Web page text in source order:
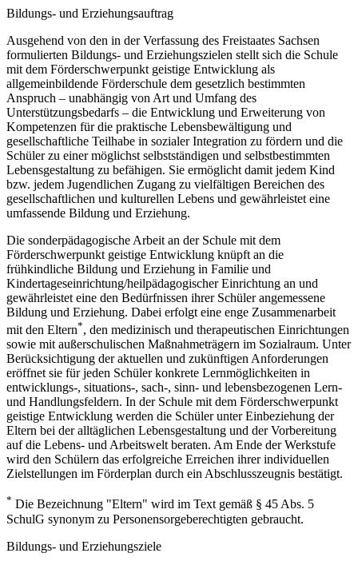
Bildungs- und Erziehungsauftrag
Ausgehend von den in der Verfassung des Freistaates Sachsen
formulierten Bildungs- und Erziehungszielen stellt sich die Schule
mit dem Förderschwerpunkt geistige Entwicklung als
allgemeinbildende Förderschule dem gesetzlich bestimmten
Anspruch – unabhängig von Art und Umfang des
Unterstützungsbedarfs – die Entwicklung und Erweiterung von
Kompetenzen für die praktische Lebensbewältigung und
gesellschaftliche Teilhabe in sozialer Integration zu fördern und die
Schüler zu einer möglichst selbstständigen und selbstbestimmten
Lebensgestaltung zu befähigen. Sie ermöglicht damit jedem Kind
bzw. jedem Jugendlichen Zugang zu vielfältigen Bereichen des
gesellschaftlichen und kulturellen Lebens und gewährleistet eine
umfassende Bildung und Erziehung.
Die sonderpädagogische Arbeit an der Schule mit dem
Förderschwerpunkt geistige Entwicklung knüpft an die
frühkindliche Bildung und Erziehung in Familie und
Kindertageseinrichtung/heilpädagogischer Einrichtung an und
gewährleistet eine den Bedürfnissen ihrer Schüler angemessene
Bildung und Erziehung. Dabei erfolgt eine enge Zusammenarbeit
mit den Eltern*, den medizinisch und therapeutischen Einrichtungen
sowie mit außerschulischen Maßnahmeträgern im Sozialraum. Unter
Berücksichtigung der aktuellen und zukünftigen Anforderungen
eröffnet sie für jeden Schüler konkrete Lernmöglichkeiten in
entwicklungs-, situations-, sach-, sinn- und lebensbezogenen Lern-
und Handlungsfeldern. In der Schule mit dem Förderschwerpunkt
geistige Entwicklung werden die Schüler unter Einbeziehung der
Eltern bei der alltäglichen Lebensgestaltung und der Vorbereitung
auf die Lebens- und Arbeitswelt beraten. Am Ende der Werkstufe
wird den Schülern das erfolgreiche Erreichen ihrer individuellen
Zielstellungen im Förderplan durch ein Abschlusszeugnis bestätigt.
* Die Bezeichnung "Eltern" wird im Text gemäß § 45 Abs. 5
SchulG synonym zu Personensorgeberechtigten gebraucht.
Bildungs- und Erziehungsziele